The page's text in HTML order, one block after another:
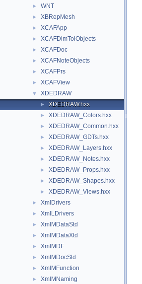
► WNT
► XBRepMesh
► XCAFApp
► XCAFDimTolObjects
► XCAFDoc
► XCAFNoteObjects
► XCAFPrs
► XCAFView
▼ XDEDRAW
► XDEDRAW.hxx
► XDEDRAW_Colors.hxx
► XDEDRAW_Common.hxx
► XDEDRAW_GDTs.hxx
► XDEDRAW_Layers.hxx
► XDEDRAW_Notes.hxx
► XDEDRAW_Props.hxx
► XDEDRAW_Shapes.hxx
► XDEDRAW_Views.hxx
► XmlDrivers
► XmlLDrivers
► XmlMDataStd
► XmlMDataXtd
► XmlMDF
► XmlMDocStd
► XmlMFunction
► XmlMNaming